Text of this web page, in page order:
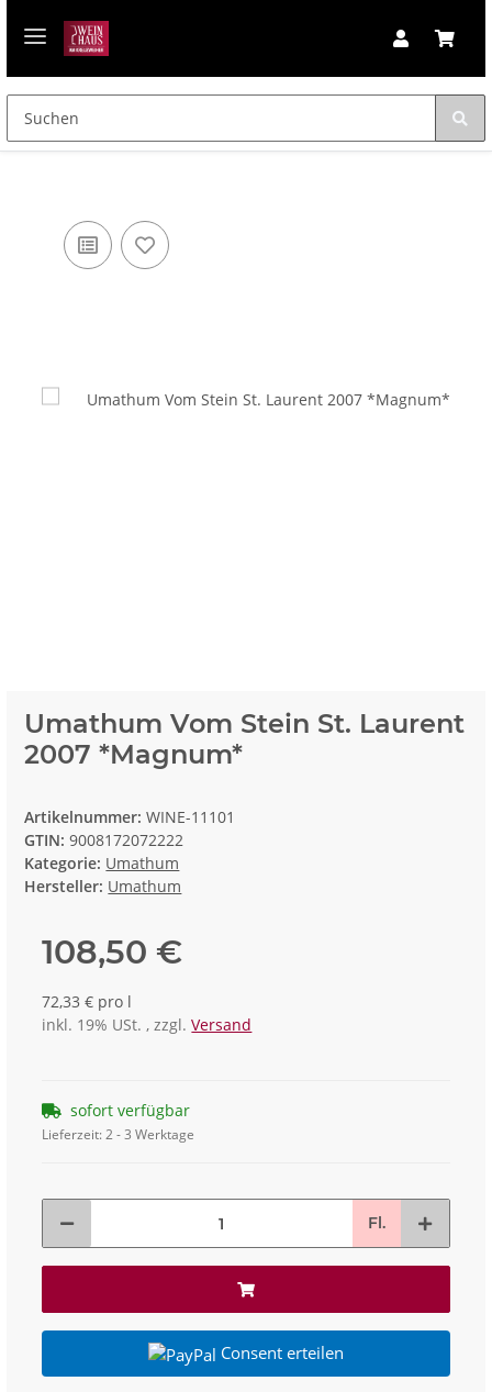
Umathum Vom Stein St. Laurent
2007 *Magnum*
Artikelnummer:WINE-11101
GTIN: 9008172072222
Kategorie: Umathum
Hersteller: Umathum
108,50 €
72,33 € pro l
inkl. 19% USt. , zzgl.Versand
sofort verfügbar
Lieferzeit:2 - 3 Werktage
Fl.
Consent erteilen